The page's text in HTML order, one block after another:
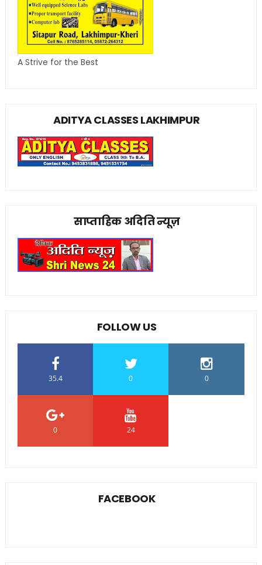
A Strive for the Best
ADITYA CLASSES LAKHIMPUR
साप्ताहिक अदिति न्यूज़
FOLLOW US
35.4 0 0
0 24
FACEBOOK